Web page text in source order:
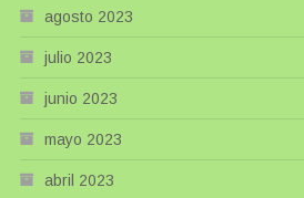
agosto 2023
julio 2023
junio 2023
mayo 2023
abril 2023